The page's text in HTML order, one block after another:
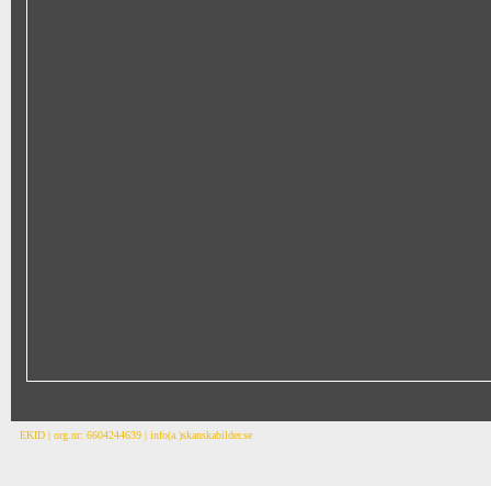
EKID | org.nr: 6604244639 | info(a.)skanskabilder.se